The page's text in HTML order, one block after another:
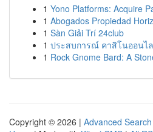
1 Yono Platforms: Acquire
1 Abogados Propiedad
1 Sàn Giải Trí 24club
1 ประสบการณ์ คาสิโนออนไ
1 Rock Gnome Bard: A
Copyright © 2026 | Advanced Search